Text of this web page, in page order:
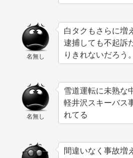
名無し
白タクもさらに増
逮捕しても不起訴
りきれないだろう。
名無し
雪道運転に未熟な
軽井沢スキーバス
れてる
間違いなく事故増